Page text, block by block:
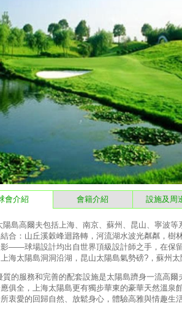
介紹 會籍介紹 設施及周
高爾夫包括上海、南京、蘇州、昆山、寧波等
合：山丘溪穀峰迴路轉，河流湖水波光粼粼，
——球場設計均出自世界頂級設計師之手，在保
海太陽島洞洞沿湖，昆山太陽島氣勢磅?，蘇州
服務和完善的配套設施是太陽島躋身一流高爾
俱全，上海太陽島更有獨步華東的豪華天然溫泉
衷愛的回歸自然、放鬆身心，體驗高雅與情趣生